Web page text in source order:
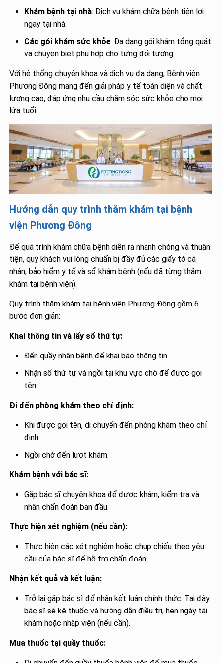
Khám bệnh tại nhà: Dịch vụ khám chữa bệnh tiện lợi
ngay tại nhà.
Các gói khám sức khỏe: Đa dạng gói khám tổng quát
và chuyên biệt phù hợp cho từng đối tượng.
Với hệ thống chuyên khoa và dịch vụ đa dạng, Bệnh viện
Phương Đông mang đến giải pháp y tế toàn diện và chất
lượng cao, đáp ứng nhu cầu chăm sóc sức khỏe cho mọi
lứa tuổi.
Hướng dẫn quy trình thăm khám tại bệnh
viện Phương Đông
Để quá trình khám chữa bệnh diễn ra nhanh chóng và thuận
tiện, quý khách vui lòng chuẩn bị đầy đủ các giấy tờ cá
nhân, bảo hiểm y tế và sổ khám bệnh (nếu đã từng thăm
khám tại bệnh viện).
Quy trình thăm khám tại bệnh viện Phương Đông gồm 6
bước đơn giản:
Khai thông tin và lấy số thứ tự:
Đến quầy nhận bệnh để khai báo thông tin.
Nhận số thứ tự và ngồi tại khu vực chờ để được gọi
tên.
Đi đến phòng khám theo chỉ định:
Khi được gọi tên, di chuyển đến phòng khám theo chỉ
định.
Ngồi chờ đến lượt khám.
Khám bệnh với bác sĩ:
Gặp bác sĩ chuyên khoa để được khám, kiểm tra và
nhận chẩn đoán ban đầu.
Thực hiện xét nghiệm (nếu cần):
Thực hiện các xét nghiệm hoặc chụp chiếu theo yêu
cầu của bác sĩ để hỗ trợ chẩn đoán.
Nhận kết quả và kết luận:
Trở lại gặp bác sĩ để nhận kết luận chính thức. Tại đây
bác sĩ sẽ kê thuốc và hướng dẫn điều trị, hẹn ngày tái
khám hoặc nhập viện (nếu cần).
Mua thuốc tại quầy thuốc: